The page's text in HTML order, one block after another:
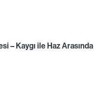
– Kaygı ile Haz Arasında